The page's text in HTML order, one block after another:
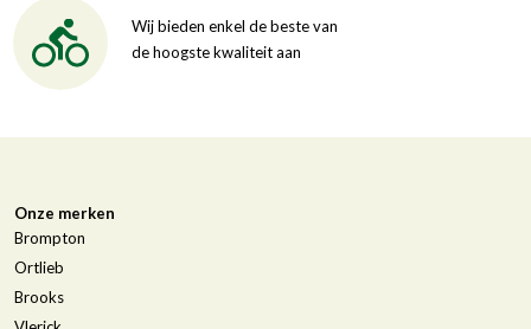
Wij bieden enkel de beste van
de hoogste kwaliteit aan
Onze merken
Brompton
Ortlieb
Brooks